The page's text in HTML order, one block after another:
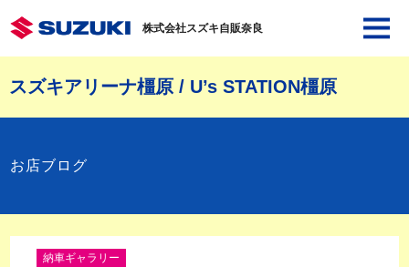
株式会社スズキ自販奈良
スズキアリーナ橿原 / U’s STATION橿原
お店ブログ
納車ギャラリー